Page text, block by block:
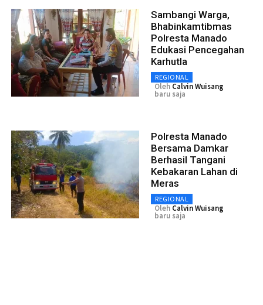
Sambangi Warga,
Bhabinkamtibmas
Polresta Manado
Edukasi Pencegahan
Karhutla
REGIONAL
Oleh Calvin Wuisang
baru saja
Polresta Manado
Bersama Damkar
Berhasil Tangani
Kebakaran Lahan di
Meras
REGIONAL
Oleh Calvin Wuisang
baru saja